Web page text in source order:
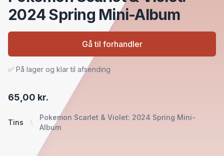
2024 Spring Mini-Album
Tins
Pokemon Scarlet & Violet: 2024 Spring Mini-
Album
65,00 kr.
✅ På lager og klar til afsending
Gå til forhandler